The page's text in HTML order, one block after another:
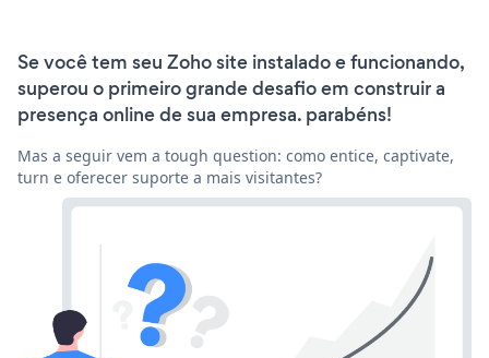
Se você tem seu Zoho site instalado e funcionando,
superou o primeiro grande desafio em construir a
presença online de sua empresa. parabéns!
Mas a seguir vem a tough question: como entice, captivate,
turn e oferecer suporte a mais visitantes?